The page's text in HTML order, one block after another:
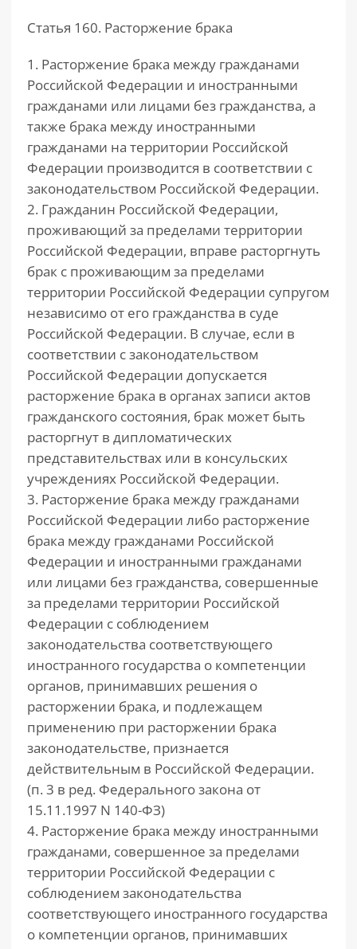
Статья 160. Расторжение брака
1. Расторжение брака между гражданами
Российской Федерации и иностранными
гражданами или лицами без гражданства, а
также брака между иностранными
гражданами на территории Российской
Федерации производится в соответствии с
законодательством Российской Федерации.
2. Гражданин Российской Федерации,
проживающий за пределами территории
Российской Федерации, вправе расторгнуть
брак с проживающим за пределами
территории Российской Федерации супругом
независимо от его гражданства в суде
Российской Федерации. В случае, если в
соответствии с законодательством
Российской Федерации допускается
расторжение брака в органах записи актов
гражданского состояния, брак может быть
расторгнут в дипломатических
представительствах или в консульских
учреждениях Российской Федерации.
3. Расторжение брака между гражданами
Российской Федерации либо расторжение
брака между гражданами Российской
Федерации и иностранными гражданами
или лицами без гражданства, совершенные
за пределами территории Российской
Федерации с соблюдением
законодательства соответствующего
иностранного государства о компетенции
органов, принимавших решения о
расторжении брака, и подлежащем
применению при расторжении брака
законодательстве, признается
действительным в Российской Федерации.
(п. 3 в ред. Федерального закона от
15.11.1997 N 140-ФЗ)
4. Расторжение брака между иностранными
гражданами, совершенное за пределами
территории Российской Федерации с
соблюдением законодательства
соответствующего иностранного государства
о компетенции органов, принимавших